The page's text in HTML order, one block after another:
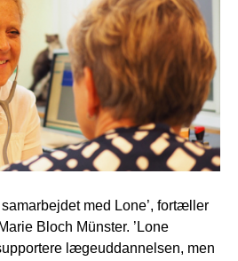
med Lone’, fortæller
Bloch Münster. ’Lone
lægeuddannelsen, men